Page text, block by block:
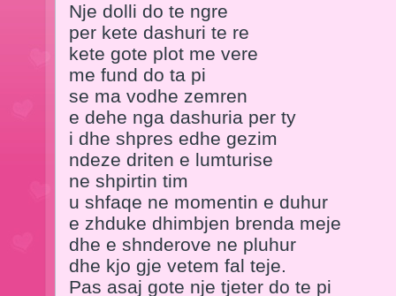
Nje dolli do te ngre
per kete dashuri te re
kete gote plot me vere
me fund do ta pi
se ma vodhe zemren
e dehe nga dashuria per ty
i dhe shpres edhe gezim
ndeze driten e lumturise
ne shpirtin tim
u shfaqe ne momentin e duhur
e zhduke dhimbjen brenda meje
dhe e shnderove ne pluhur
dhe kjo gje vetem fal teje.
Pas asaj gote nje tjeter do te pi